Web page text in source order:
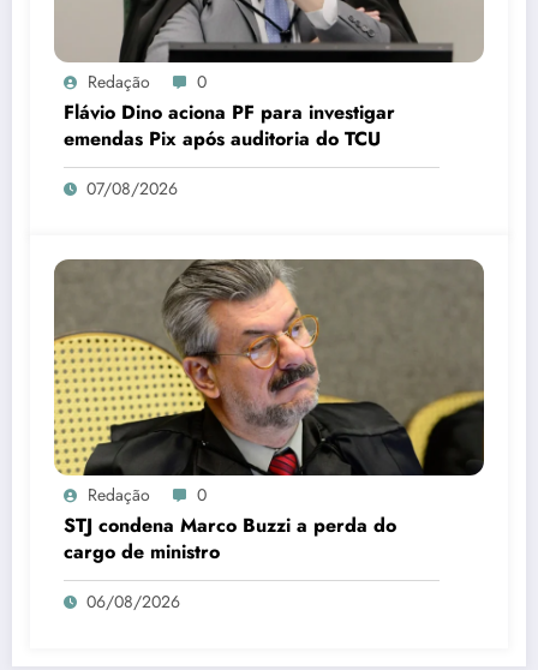
Redação 0
Flávio Dino aciona PF para investigar
emendas Pix após auditoria do TCU
07/08/2026
Redação 0
STJ condena Marco Buzzi a perda do
cargo de ministro
06/08/2026